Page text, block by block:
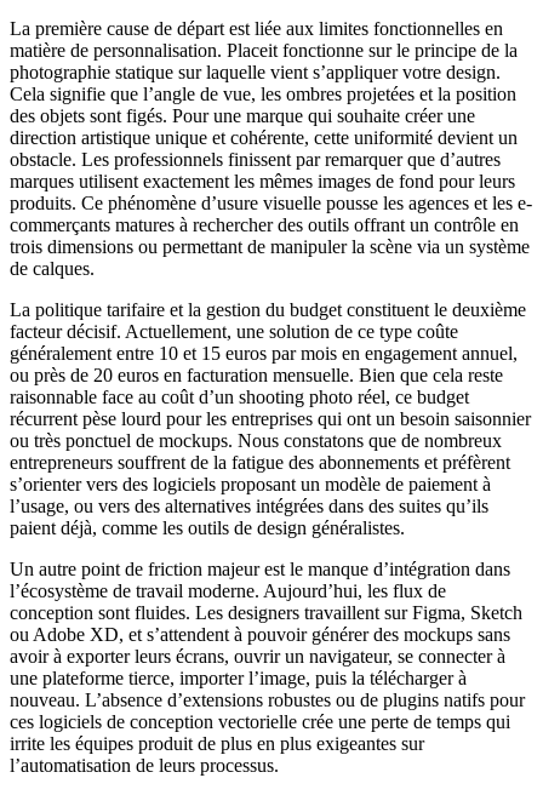
La première cause de départ est liée aux limites fonctionnelles en
matière de personnalisation. Placeit fonctionne sur le principe de la
photographie statique sur laquelle vient s’appliquer votre design.
Cela signifie que l’angle de vue, les ombres projetées et la position
des objets sont figés. Pour une marque qui souhaite créer une
direction artistique unique et cohérente, cette uniformité devient un
obstacle. Les professionnels finissent par remarquer que d’autres
marques utilisent exactement les mêmes images de fond pour leurs
produits. Ce phénomène d’usure visuelle pousse les agences et les e-
commerçants matures à rechercher des outils offrant un contrôle en
trois dimensions ou permettant de manipuler la scène via un système
de calques.
La politique tarifaire et la gestion du budget constituent le deuxième
facteur décisif. Actuellement, une solution de ce type coûte
généralement entre 10 et 15 euros par mois en engagement annuel,
ou près de 20 euros en facturation mensuelle. Bien que cela reste
raisonnable face au coût d’un shooting photo réel, ce budget
récurrent pèse lourd pour les entreprises qui ont un besoin saisonnier
ou très ponctuel de mockups. Nous constatons que de nombreux
entrepreneurs souffrent de la fatigue des abonnements et préfèrent
s’orienter vers des logiciels proposant un modèle de paiement à
l’usage, ou vers des alternatives intégrées dans des suites qu’ils
paient déjà, comme les outils de design généralistes.
Un autre point de friction majeur est le manque d’intégration dans
l’écosystème de travail moderne. Aujourd’hui, les flux de
conception sont fluides. Les designers travaillent sur Figma, Sketch
ou Adobe XD, et s’attendent à pouvoir générer des mockups sans
avoir à exporter leurs écrans, ouvrir un navigateur, se connecter à
une plateforme tierce, importer l’image, puis la télécharger à
nouveau. L’absence d’extensions robustes ou de plugins natifs pour
ces logiciels de conception vectorielle crée une perte de temps qui
irrite les équipes produit de plus en plus exigeantes sur
l’automatisation de leurs processus.